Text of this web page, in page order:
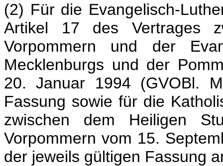
(2) Für die Evangelisch-
Artikel 17 des Vertrages
Vorpommern und der
Mecklenburgs und der
20. Januar 1994 (GVOBl.
Fassung sowie für die
zwischen dem Heiligen
Vorpommern vom 15.
der jeweils gültigen Fassung